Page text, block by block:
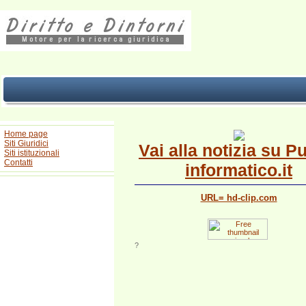
Home page
Siti Giuridici
Siti istituzionali
Contatti
Vai alla notizia su
informatico.it
URL= hd-clip.com
?